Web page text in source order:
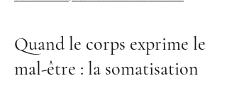
Quand le corps exprime le
mal-être : la somatisation